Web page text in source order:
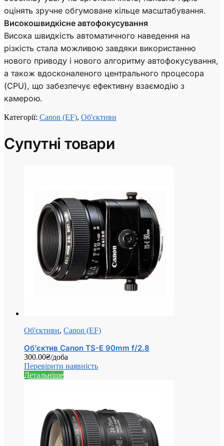
оцінять зручне обгумоване кільце масштабування.
Високошвидкісне автофокусування
Висока швидкість автоматичного наведення на
різкість стала можливою завдяки використанню
нового приводу і нового алгоритму автофокусування,
а також вдосконаленого центрального процесора
(CPU), що забезпечує ефективну взаємодію з
камерою.
Категорії: Canon (EF), Об'єктиви
Супутні товари
Об'єктиви, Canon (EF)
Об’єктив Canon TS-E 90mm f/2.8
300.00₴/доба
Перевірити наявність
Детальніше